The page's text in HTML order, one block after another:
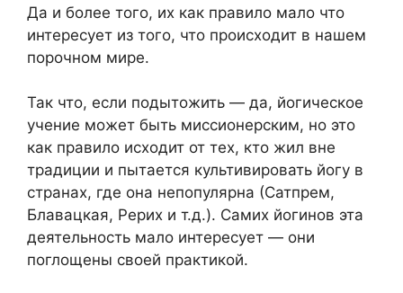
Да и более того, их как правило мало что
интересует из того, что происходит в нашем
порочном мире.
Так что, если подытожить — да, йогическое
учение может быть миссионерским, но это
как правило исходит от тех, кто жил вне
традиции и пытается культивировать йогу в
странах, где она непопулярна (Сатпрем,
Блавацкая, Рерих и т.д.). Самих йогинов эта
деятельность мало интересует — они
поглощены своей практикой.